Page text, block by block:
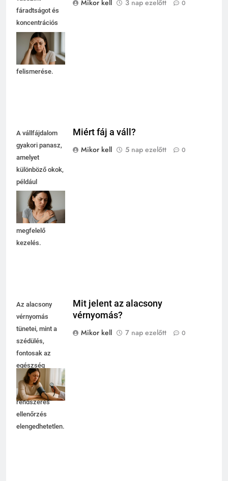
fáradtságot és
koncentrációs
nehézségeket
okozhat, ezért
fontos a tünetek
felismerése.
Mikor kell
3 nap ezelőtt 0
A vállfájdalom
gyakori panasz,
amelyet
különböző okok,
például
túlterhelés vagy
sérülés okozhat.
Fontos a
megfelelő
kezelés.
Miért fáj a váll?
Mikor kell
5 nap ezelőtt 0
Az alacsony
vérnyomás
tünetei, mint a
szédülés,
fontosak az
egészség
megőrzésében,
ezért a
rendszeres
ellenőrzés
elengedhetetlen.
Mit jelent az alacsony
vérnyomás?
Mikor kell
7 nap ezelőtt 0